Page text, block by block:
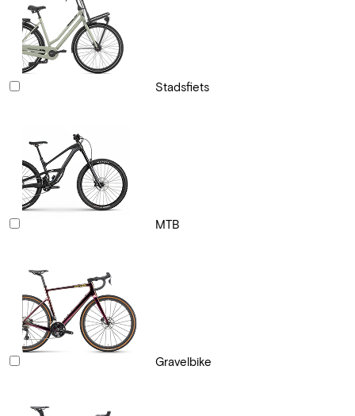
Stadsfiets
MTB
Gravelbike